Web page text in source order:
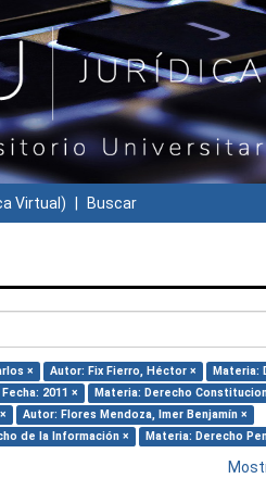
Virtual) Buscar
× Autor: Fix Fierro, Héctor ×
Materia:
Fecha: 2011 ×
Materia: Derecho
Autor: Flores Mendoza, Imer Benjamín ×
de la Información × Materia: Derecho